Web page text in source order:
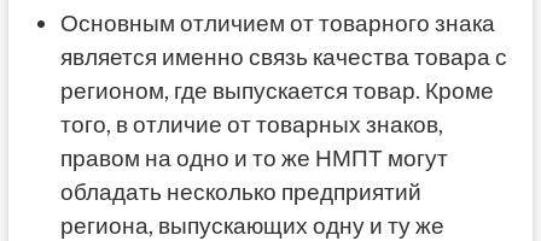
Основным отличием от товарного знака
является именно связь качества товара с
регионом, где выпускается товар. Кроме
того, в отличие от товарных знаков,
правом на одно и то же НМПТ могут
обладать несколько предприятий
региона, выпускающих одну и ту же